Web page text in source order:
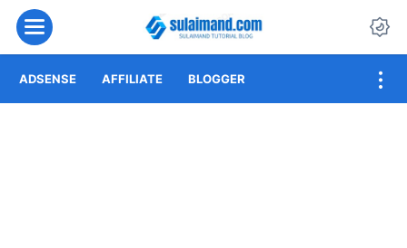
Menu
ADSENSE AFFILIATE BLOGGER